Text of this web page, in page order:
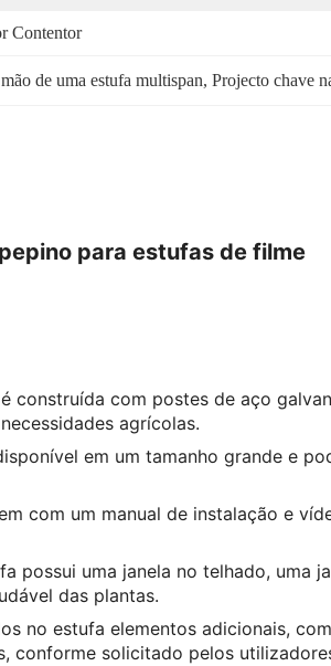
Contentor
de uma estufa multispan, Projecto chave
para estufas de filme
construída com postes de aço
agrícolas.
em um tamanho grande e
com um manual de instalação e
possui uma janela no telhado,
das plantas.
no estufa elementos adicionais,
conforme solicitado pelos